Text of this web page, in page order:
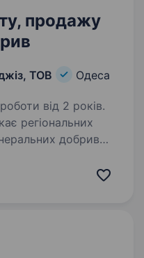
продажу
ТОВ Одеса
від 2 років.
добрив
На ринку